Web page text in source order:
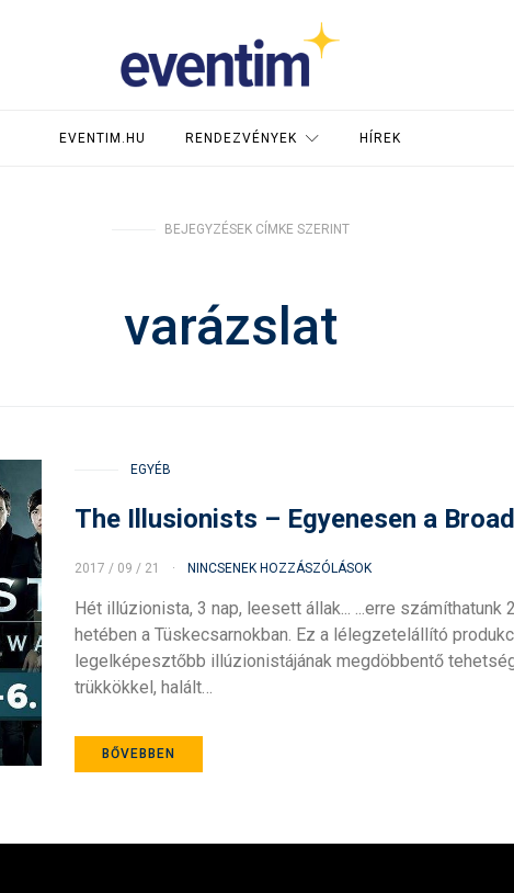
EVENTIM.HU RENDEZVÉNYEK HÍREK
BEJEGYZÉSEK CÍMKE SZERINT
varázslat
EGYÉB
The Illusionists – Egyenesen a
2017 / 09 / 21 NINCSENEK HOZZÁSZÓLÁSOK
Hét illúzionista, 3 nap, leesett állak... ...erre számíthatunk
hetében a Tüskecsarnokban. Ez a lélegzetelállító
legelképesztőbb illúzionistájának megdöbbentő
trükkökkel, halált…
BŐVEBBEN